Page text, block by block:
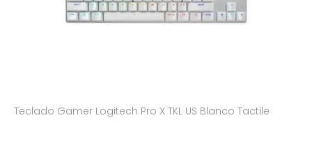
Teclado Gamer Logitech Pro X TKL US Blanco Tactile